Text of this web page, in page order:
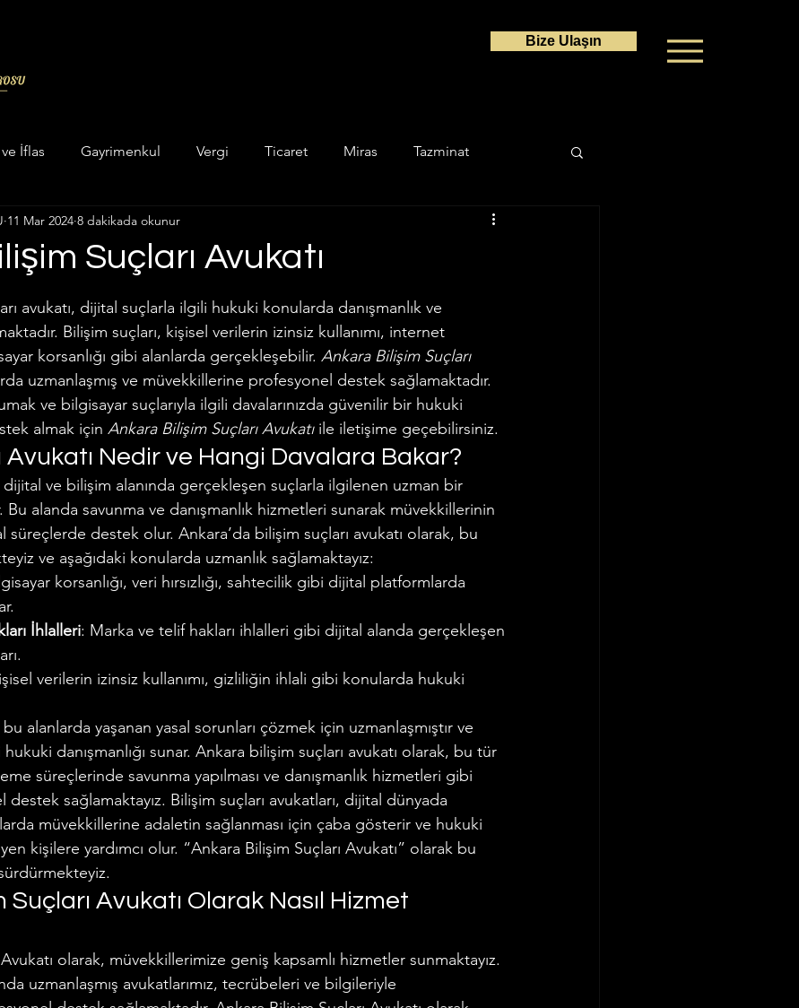
Bize Ulaşın
İflas Gayrimenkul Vergi Ticaret Miras Tazminat
categorizar Unkategorisiert
Yatar Hesaplama İcra Hukuku İdare Hukuku
Makalelerimiz Polis - Asker Hukuku Miras Hukuku Ticaret Hukuku
Suçları Avukatı
11 Mar 2024 8 dakikada okunur
avukatı, dijital suçlarla ilgili hukuki konularda danışmanlık ve
Bilişim suçları, kişisel verilerin izinsiz kullanımı, internet
korsanlığı gibi alanlarda gerçekleşebilir. Ankara Bilişim Suçları
uzmanlaşmış ve müvekkillerine profesyonel destek sağlamaktadır.
ve bilgisayar suçlarıyla ilgili davalarınızda güvenilir bir hukuki
almak için Ankara Bilişim Suçları Avukatı ile iletişime geçebilirsiniz.
Avukatı Nedir ve Hangi Davalara Bakar?
dijital ve bilişim alanında gerçekleşen suçlarla ilgilenen uzman bir
alanda savunma ve danışmanlık hizmetleri sunarak müvekkillerinin
süreçlerde destek olur. Ankara’da bilişim suçları avukatı olarak, bu
ve aşağıdaki konularda uzmanlık sağlamaktayız:
korsanlığı, veri hırsızlığı, sahtecilik gibi dijital platformlarda
İhlalleri: Marka ve telif hakları ihlalleri gibi dijital alanda gerçekleşen
verilerin izinsiz kullanımı, gizliliğin ihlali gibi konularda hukuki
bu alanlarda yaşanan yasal sorunları çözmek için uzmanlaşmıştır ve
danışmanlığı sunar. Ankara bilişim suçları avukatı olarak, bu tür
süreçlerinde savunma yapılması ve danışmanlık hizmetleri gibi
sağlamaktayız. Bilişim suçları avukatları, dijital dünyada
müvekkillerine adaletin sağlanması için çaba gösterir ve hukuki
kişilere yardımcı olur. “Ankara Bilişim Suçları Avukatı” olarak bu
sürdürmekteyiz.
Avukatı Olarak Nasıl Hizmet
olarak, müvekkillerimize geniş kapsamlı hizmetler sunmaktayız.
uzmanlaşmış avukatlarımız, tecrübeleri ve bilgileriyle